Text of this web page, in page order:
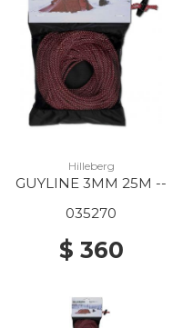
Hilleberg
GUYLINE 3MM 25M --
035270
$ 360